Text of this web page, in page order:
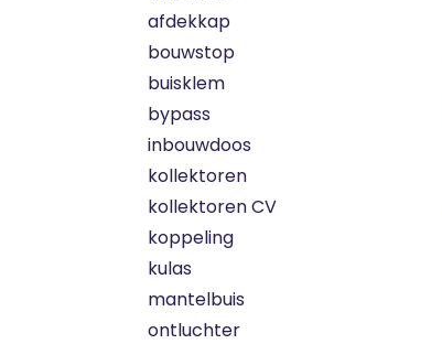
afdekkap
bouwstop
buisklem
bypass
inbouwdoos
kollektoren
kollektoren CV
koppeling
kulas
mantelbuis
ontluchter